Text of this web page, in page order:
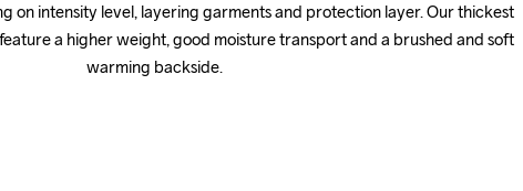
on intensity level, layering garments and protection layer. Our thickest
a higher weight, good moisture transport and a brushed and soft
warming backside.